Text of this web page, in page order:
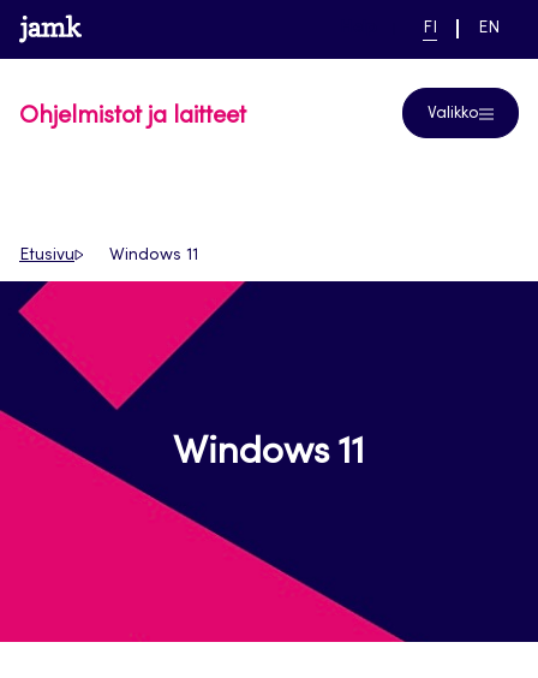
Siirry
suoraan
www.jamk.fi linkki pääsivustolle
NYKYINEN
FI
VAIHDA
EN
Ohjelmistot ja laitteet Valikko
Etusivu Windows 11
Windows 11